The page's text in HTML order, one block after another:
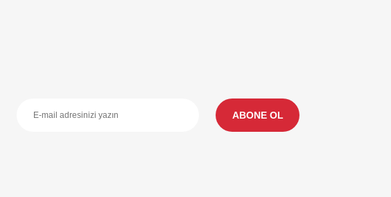
ABONE OL